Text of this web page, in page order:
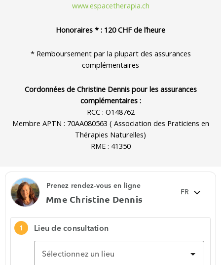
www.espacetherapia.ch
Honoraires * : 120 CHF de l’heure
* Remboursement par la plupart des assurances
complémentaires
Cordonnées de Christine Dennis pour les assurances
complémentaires :
RCC : O148762
Membre APTN : 70AA080563 ( Association des Praticiens en
Thérapies Naturelles)
RME : 41350